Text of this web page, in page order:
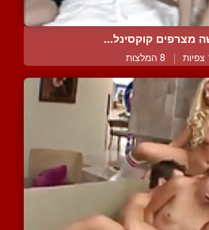
מצרפים קוקסינל...
| 8 המלצות